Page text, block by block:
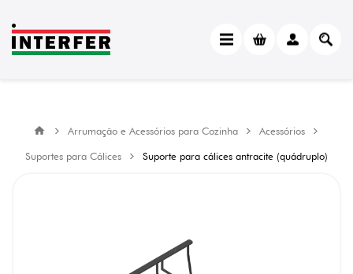
Arrumação e Acessórios para Cozinha
Acessórios
Suportes para Cálices
Suporte para cálices antracite (quádruplo)